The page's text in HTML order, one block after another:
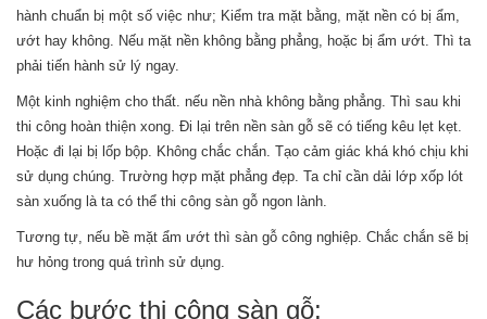
hành chuẩn bị một số việc như; Kiểm tra mặt bằng, mặt nền có bị ẩm,
ướt hay không. Nếu mặt nền không bằng phẳng, hoặc bị ẩm ướt. Thì ta
phải tiến hành sử lý ngay.
Một kinh nghiệm cho thất. nếu nền nhà không bằng phẳng. Thì sau khi
thi công hoàn thiện xong. Đi lại trên nền sàn gỗ sẽ có tiếng kêu lẹt kẹt.
Hoặc đi lại bị lốp bộp. Không chắc chắn. Tạo cảm giác khá khó chịu khi
sử dụng chúng. Trường hợp mặt phẳng đẹp. Ta chỉ cần dải lớp xốp lót
sàn xuống là ta có thể thi công sàn gỗ ngon lành.
Tương tự, nếu bề mặt ẩm ướt thì sàn gỗ công nghiệp. Chắc chắn sẽ bị
hư hỏng trong quá trình sử dụng.
Các bước thi công sàn gỗ: